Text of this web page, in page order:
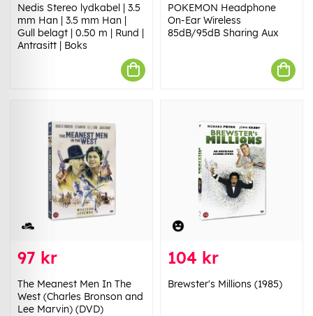
Nedis Stereo lydkabel | 3.5
mm Han | 3.5 mm Han |
Gull belagt | 0.50 m | Rund |
Antrasitt | Boks
POKEMON Headphone
On-Ear Wireless
85dB/95dB Sharing Aux
97 kr
The Meanest Men In The
West (Charles Bronson and
Lee Marvin) (DVD)
104 kr
Brewster's Millions (1985)